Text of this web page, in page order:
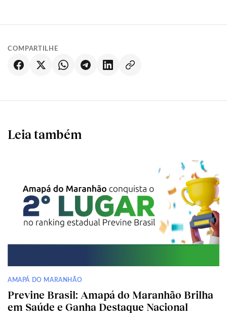
COMPARTILHE
Leia também
AMAPÁ DO MARANHÃO
Previne Brasil: Amapá do Maranhão Brilha
em Saúde e Ganha Destaque Nacional